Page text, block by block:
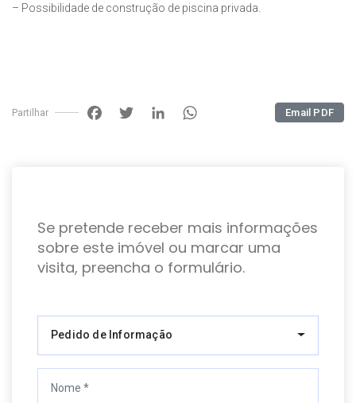
– Possibilidade de construção de piscina privada.
PartilharFacebook
Twitter
LinkedIn
WhatsApp Email PDF
Se pretende receber mais informações
sobre este imóvel ou marcar uma
visita, preencha o formulário.
Pedido de Informação